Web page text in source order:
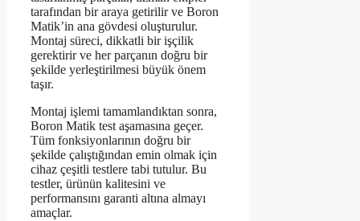
tarafından bir araya getirilir ve Boron
Matik’in ana gövdesi oluşturulur.
Montaj süreci, dikkatli bir işçilik
gerektirir ve her parçanın doğru bir
şekilde yerleştirilmesi büyük önem
taşır.
Montaj işlemi tamamlandıktan sonra,
Boron Matik test aşamasına geçer.
Tüm fonksiyonlarının doğru bir
şekilde çalıştığından emin olmak için
cihaz çeşitli testlere tabi tutulur. Bu
testler, ürünün kalitesini ve
performansını garanti altına almayı
amaçlar.